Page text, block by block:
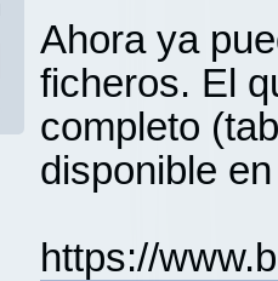
Ahora ya
ficheros. El
completo
disponible
https://